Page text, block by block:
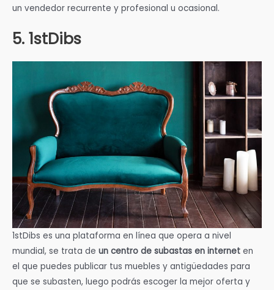
un vendedor recurrente y profesional u ocasional.
5. 1stDibs
1stDibs es una plataforma en línea que opera a nivel
mundial, se trata de un centro de subastas en internet en
el que puedes publicar tus muebles y antigüedades para
que se subasten, luego podrás escoger la mejor oferta y